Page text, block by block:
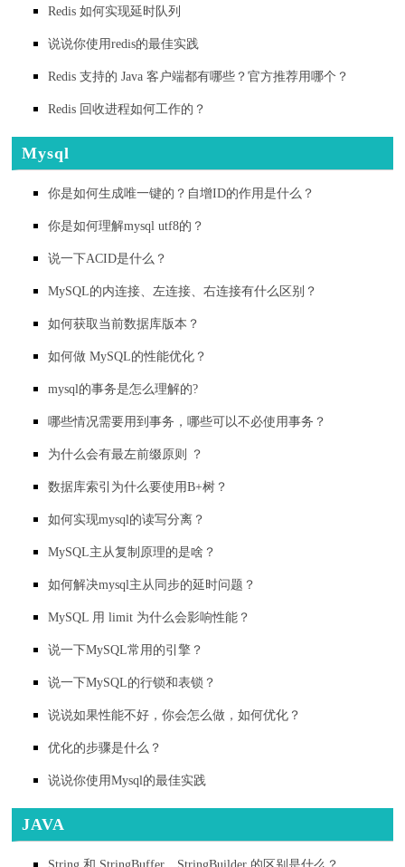
Redis 如何实现延时队列
说说你使用redis的最佳实践
Redis 支持的 Java 客户端都有哪些？官方推荐用哪个？
Redis 回收进程如何工作的？
Mysql
你是如何生成唯一键的？自增ID的作用是什么？
你是如何理解mysql utf8的？
说一下ACID是什么？
MySQL的内连接、左连接、右连接有什么区别？
如何获取当前数据库版本？
如何做 MySQL的性能优化？
mysql的事务是怎么理解的?
哪些情况需要用到事务，哪些可以不必使用事务？
为什么会有最左前缀原则 ？
数据库索引为什么要使用B+树？
如何实现mysql的读写分离？
MySQL主从复制原理的是啥？
如何解决mysql主从同步的延时问题？
MySQL 用 limit 为什么会影响性能？
说一下MySQL常用的引擎？
说一下MySQL的行锁和表锁？
说说如果性能不好，你会怎么做，如何优化？
优化的步骤是什么？
说说你使用Mysql的最佳实践
JAVA